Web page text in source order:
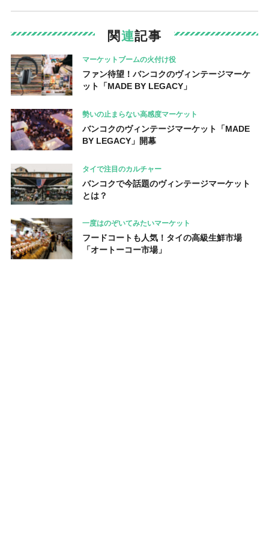
関連記事
マーケットブームの火付け役
ファン待望！バンコクのヴィンテージマーケ
ット「MADE BY LEGACY」
勢いの止まらない高感度マーケット
バンコクのヴィンテージマーケット「MADE
BY LEGACY」開幕
タイで注目のカルチャー
バンコクで今話題のヴィンテージマーケット
とは？
一度はのぞいてみたいマーケット
フードコートも人気！タイの高級生鮮市場
「オートーコー市場」